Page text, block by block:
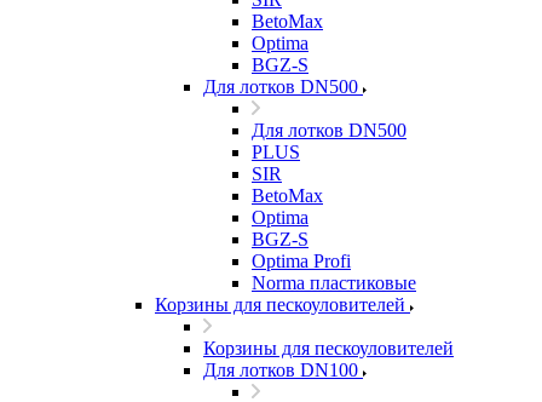
BetoMax
Optima
BGZ-S
Для лотков DN500
Для лотков DN500
PLUS
SIR
BetoMax
Optima
BGZ-S
Optima Profi
Norma пластиковые
Корзины для пескоуловителей
Корзины для пескоуловителей
Для лотков DN100